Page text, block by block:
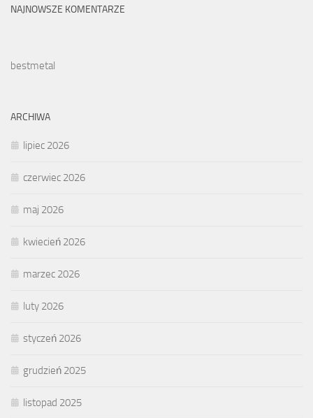
NAJNOWSZE KOMENTARZE
bestmetal
ARCHIWA
lipiec 2026
czerwiec 2026
maj 2026
kwiecień 2026
marzec 2026
luty 2026
styczeń 2026
grudzień 2025
listopad 2025